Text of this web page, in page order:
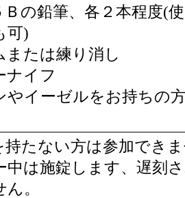
Ｂの鉛筆、各２本程度(
可)
または練り消し
ナイフ
やイーゼルをお持ちの
持たない方は参加でき
中は施錠します、遅刻
。